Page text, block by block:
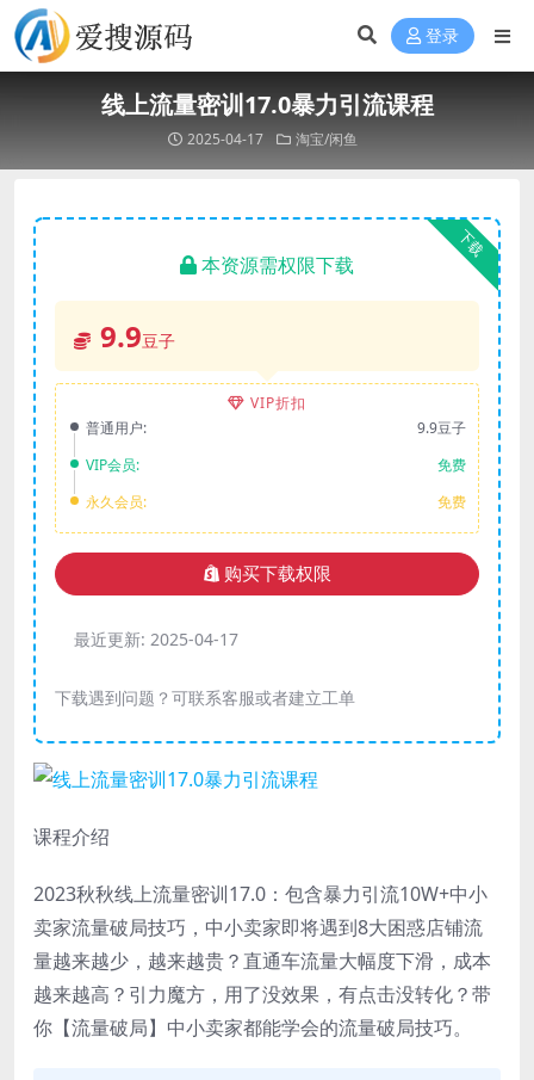
登录
线上流量密训17.0暴力引流课程
2025-04-17 淘宝/闲鱼
下载
本资源需权限下载
9.9豆子
VIP折扣
普通用户:
9.9豆子
VIP会员:
免费
永久会员:
免费
购买下载权限
最近更新: 2025-04-17
下载遇到问题？可联系客服或者建立工单
课程介绍
2023秋秋线上流量密训17.0：包含暴力引流10W+中小
卖家流量破局技巧，中小卖家即将遇到8大困惑店铺流
量越来越少，越来越贵？直通车流量大幅度下滑，成本
越来越高？引力魔方，用了没效果，有点击没转化？带
你【流量破局】中小卖家都能学会的流量破局技巧。